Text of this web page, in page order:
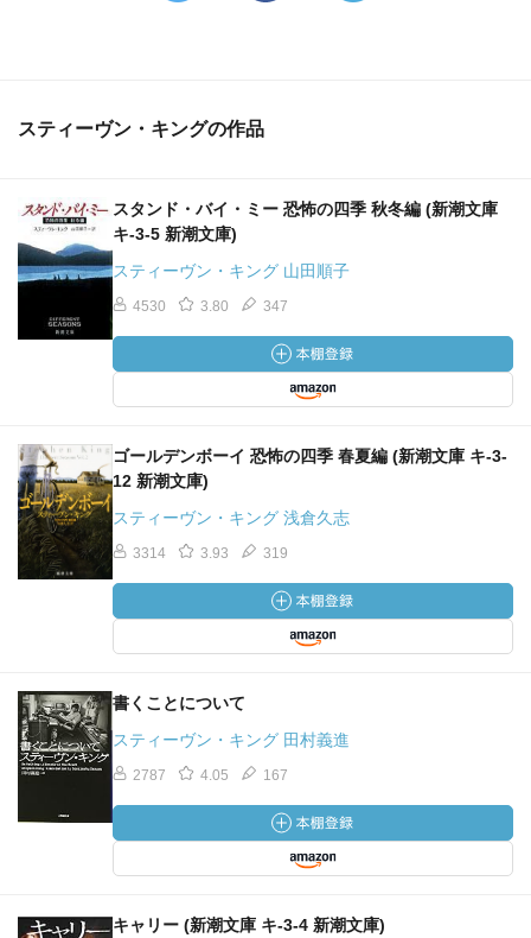
スティーヴン・キングの作品
スタンド・バイ・ミー 恐怖の四季 秋冬編 (新潮文庫
キ-3-5 新潮文庫)
スティーヴン・キング 山田順子
4530 3.80 347
ゴールデンボーイ 恐怖の四季 春夏編 (新潮文庫 キ-3-
12 新潮文庫)
スティーヴン・キング 浅倉久志
3314 3.93 319
書くことについて
スティーヴン・キング 田村義進
2787 4.05 167
キャリー (新潮文庫 キ-3-4 新潮文庫)